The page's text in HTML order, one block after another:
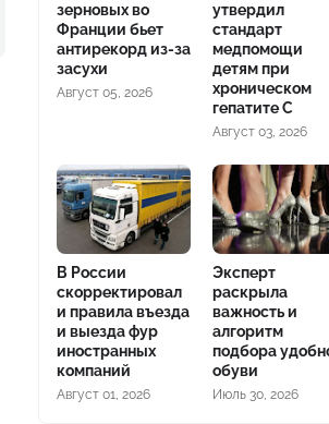
зерновых во
Франции бьет
антирекорд из-за
засухи
Август 05, 2026
утвердил
стандарт
медпомощи
детям при
хроническом
гепатите С
Август 03, 2026
В России
скорректировал
и правила въезда
и выезда фур
иностранных
компаний
Август 01, 2026
Эксперт
раскрыла
важность и
алгоритм
подбора
обуви
Июль 30, 2026